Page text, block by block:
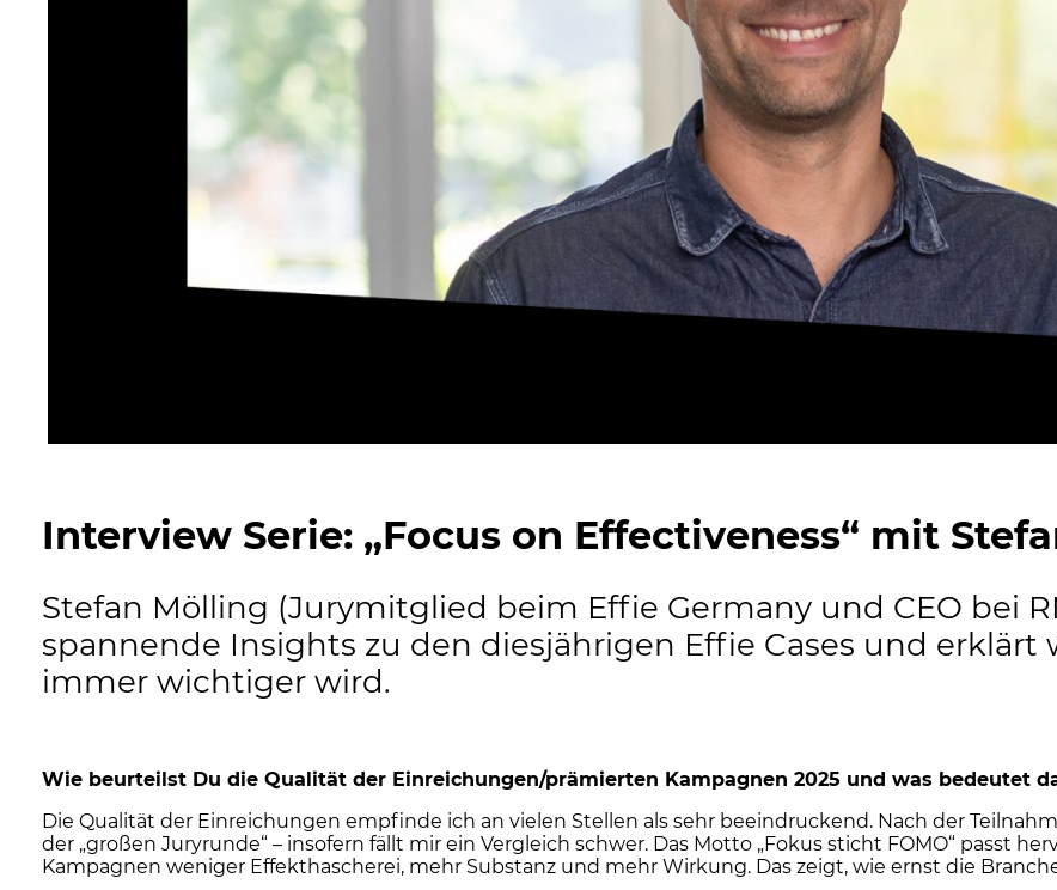
Interview Serie: „Focus on Effectiveness“ mit
Stefan Mölling (Jurymitglied beim Effie Germany und CEO bei
spannende Insights zu den diesjährigen Effie Cases und
immer wichtiger wird.
Wie beurteilst Du die Qualität der Einreichungen/prämierten Kampagnen 2025 und was bedeutet
Die Qualität der Einreichungen empfinde ich an vielen Stellen als sehr beeindruckend. Nach der
der „großen Juryrunde“ – insofern fällt mir ein Vergleich schwer. Das Motto „Fokus sticht FOMO“ passt
Kampagnen weniger Effekthascherei, mehr Substanz und mehr Wirkung. Das zeigt, wie ernst die